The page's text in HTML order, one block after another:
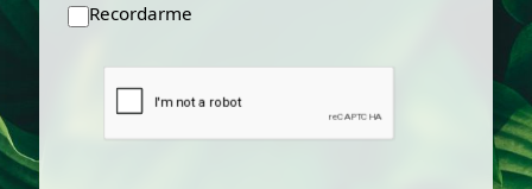
Recordarme